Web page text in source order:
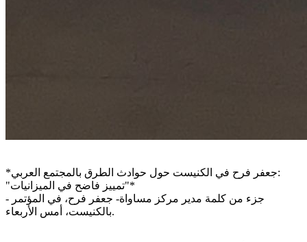
*جعفر فرح في الكنيست حول حوادث الطرق بالمجتمع العربي:
"تمييز فاضح في الميزانيات"*
- جزء من كلمة مدير مركز مساواة- جعفر فرح، في المؤتمر
بالكنيست، أمس الأربعاء.